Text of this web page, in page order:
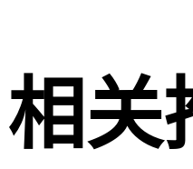
相关